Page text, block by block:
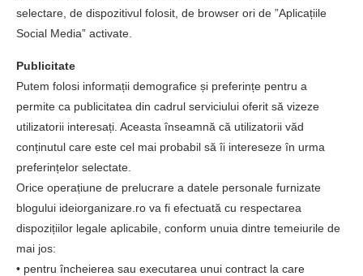
selectare, de dispozitivul folosit, de browser ori de ”Aplicațiile
Social Media” activate.
Publicitate
Putem folosi informații demografice și preferințe pentru a
permite ca publicitatea din cadrul serviciului oferit să vizeze
utilizatorii interesați. Aceasta înseamnă că utilizatorii văd
conținutul care este cel mai probabil să îi intereseze în urma
preferințelor selectate.
Orice operațiune de prelucrare a datele personale furnizate
blogului ideiorganizare.ro va fi efectuată cu respectarea
dispozițiilor legale aplicabile, conform unuia dintre temeiurile de
mai jos:
• pentru încheierea sau executarea unui contract la care